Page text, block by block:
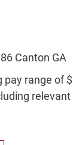
Canton GA
range of